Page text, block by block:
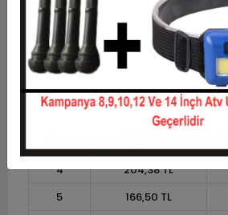
Taksit Taksit Tutarı
1
750,00 TL
375,00 TL
4
204,38 TL
5
166,50 TL